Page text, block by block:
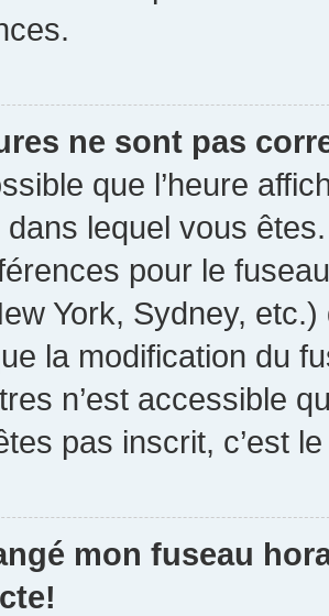
ne sont pas
que l’heure
dans lequel vous
pour le
York, Sydney,
la modification du
n’est accessible
pas inscrit, c’est
mon fuseau